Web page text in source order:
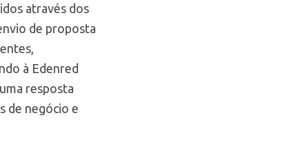
através dos
de proposta
à Edenred
resposta
de negócio e